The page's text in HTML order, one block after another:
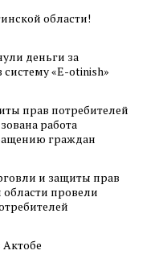
области!
деньги за
«E-otinish»
прав потребителей
работа
граждан
и защиты прав
провели